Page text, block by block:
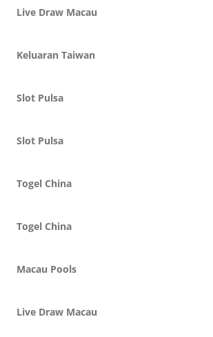
Live Draw Macau
Keluaran Taiwan
Slot Pulsa
Slot Pulsa
Togel China
Togel China
Macau Pools
Live Draw Macau